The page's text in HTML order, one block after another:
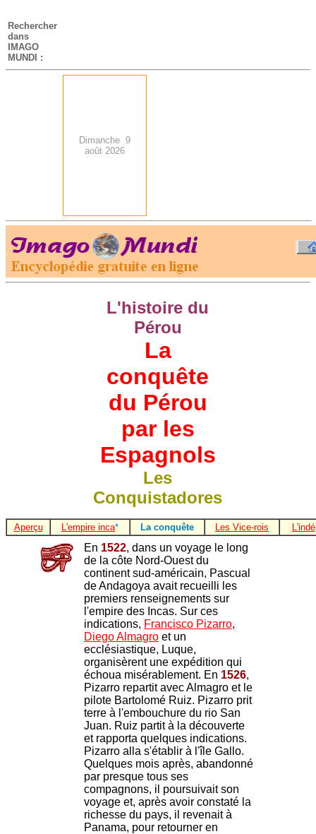
-
Rechercher
dans
IMAGO
MUNDI :
Dimanche 9
août 2026
.
L'histoire du
Pérou
La
conquête
du Pérou
par les
Espagnols
Les
Conquistadores
Aperçu L'empire inca* La conquête Les Vice-rois
En 1522, dans un voyage le long
de la côte Nord-Ouest du
continent sud-américain, Pascual
de Andagoya avait recueilli les
premiers renseignements sur
l'empire des Incas. Sur ces
indications, Francisco Pizarro,
Diego Almagro et un
ecclésiastique, Luque,
organisèrent une expédition qui
échoua misérablement. En 1526,
Pizarro repartit avec Almagro et le
pilote Bartolomé Ruiz. Pizarro prit
terre à l'embouchure du rio San
Juan. Ruiz partit à la découverte
et rapporta quelques indications.
Pizarro alla s'établir à l'île Gallo.
Quelques mois après, abandonné
par presque tous ses
compagnons, il poursuivait son
voyage et, après avoir constaté la
richesse du pays, il revenait à
Panama, pour retourner en